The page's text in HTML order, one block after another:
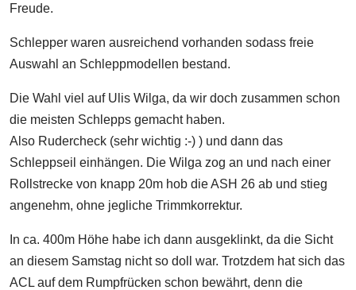
Freude.
Schlepper waren ausreichend vorhanden sodass freie
Auswahl an Schleppmodellen bestand.
Die Wahl viel auf Ulis Wilga, da wir doch zusammen schon
die meisten Schlepps gemacht haben.
Also Rudercheck (sehr wichtig :-) ) und dann das
Schleppseil einhängen. Die Wilga zog an und nach einer
Rollstrecke von knapp 20m hob die ASH 26 ab und stieg
angenehm, ohne jegliche Trimmkorrektur.
In ca. 400m Höhe habe ich dann ausgeklinkt, da die Sicht
an diesem Samstag nicht so doll war. Trotzdem hat sich das
ACL auf dem Rumpfrücken schon bewährt, denn die